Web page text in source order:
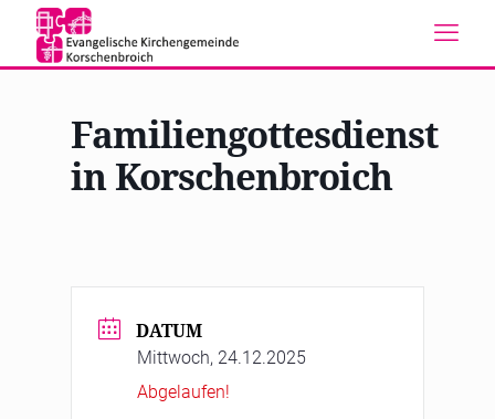
Familiengottesdienst
in Korschenbroich
DATUM
Mittwoch, 24.12.2025
Abgelaufen!